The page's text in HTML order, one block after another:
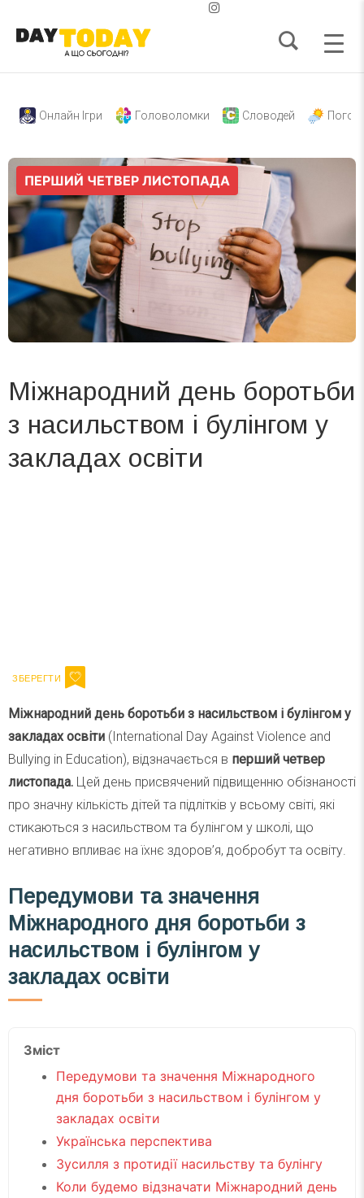
Онлайн Ігри Головоломки Словодей
Міжнародний день боротьби
з насильством і булінгом у
закладах освіти
Міжнародний день боротьби з насильством і булінгом у
закладах освіти (International Day Against Violence and
Bullying in Education), відзначається в перший четвер
листопада. Цей день присвячений підвищенню обізнаності
про значну кількість дітей та підлітків у всьому світі, які
стикаються з насильством та булінгом у школі, що
негативно впливає на їхнє здоров’я, добробут та освіту.
Передумови та значення
Міжнародного дня боротьби з
насильством і булінгом у
закладах освіти
Зміст
Передумови та значення Міжнародного
дня боротьби з насильством і булінгом у
закладах освіти
Українська перспектива
Зусилля з протидії насильству та булінгу
Коли будемо відзначати Міжнародний день